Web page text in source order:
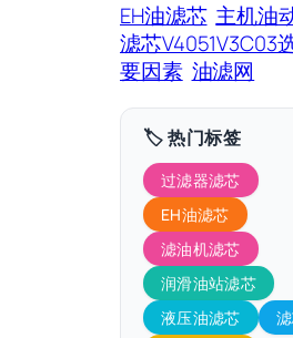
EH油滤芯 主机油
滤芯V4051V3C03
要因素 油滤网
🏷️ 热门标签
过滤器滤芯
EH油滤芯
滤油机滤芯
润滑油站滤芯
液压油滤芯